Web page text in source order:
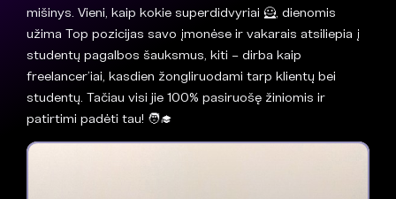
mišinys. Vieni, kaip kokie superdidvyriai 🦸, dienomis
užima Top pozicijas savo įmonėse ir vakarais atsiliepia į
studentų pagalbos šauksmus, kiti – dirba kaip
freelancer’iai, kasdien žongliruodami tarp klientų bei
studentų. Tačiau visi jie 100% pasiruošę žiniomis ir
patirtimi padėti tau! 🧑‍🎓